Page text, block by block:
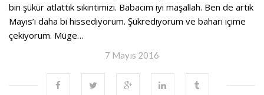
bin şükür atlattık sıkıntımızı. Babacım iyi maşallah. Ben de artık
Mayıs’ı daha bi hissediyorum. Şükrediyorum ve baharı içime
çekiyorum. Müge…
7 Mayıs 2016